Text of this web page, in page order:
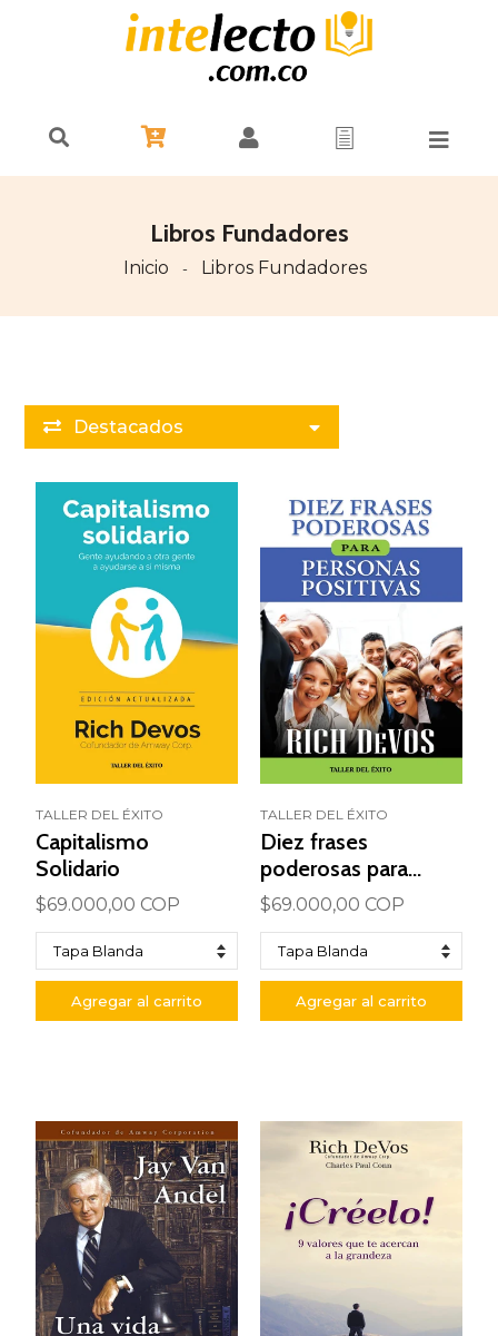
Libros Fundadores
Inicio - Libros Fundadores
Destacados
TALLER DEL ÉXITO
Capitalismo
Solidario
$69.000,00 COP
Agregar al carrito
TALLER DEL ÉXITO
Diez frases
poderosas para
personas positivas
$69.000,00 COP
Agregar al carrito